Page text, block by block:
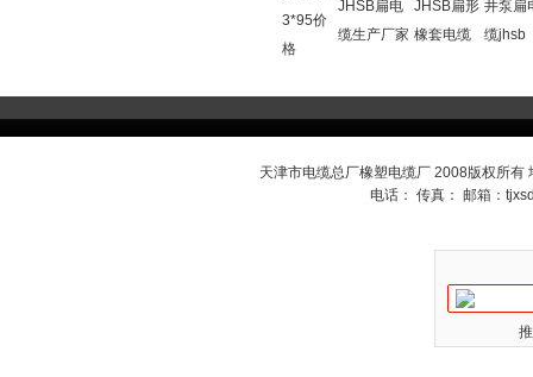
3*95价
格
JHSB扁电
缆生产厂家
JHSB扁形
橡套电缆
井泵扁
缆jhsb
天津市电缆总厂橡塑电缆厂 2008版权所有
电话： 传真： 邮箱：